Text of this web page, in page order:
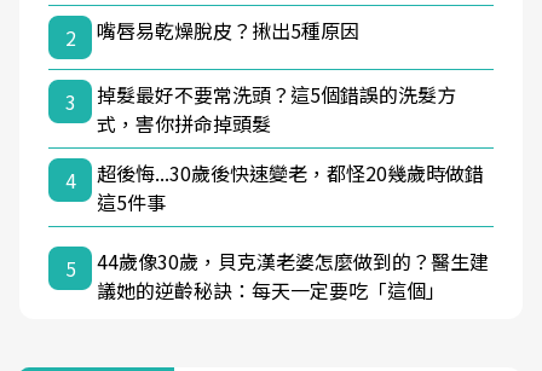
2
嘴唇易乾燥脫皮？揪出5種原因
3
掉髮最好不要常洗頭？這5個錯誤的洗髮方
式，害你拼命掉頭髮
4
超後悔...30歲後快速變老，都怪20幾歲時做錯
這5件事
5
44歲像30歲，貝克漢老婆怎麼做到的？醫生建
議她的逆齡秘訣：每天一定要吃「這個」